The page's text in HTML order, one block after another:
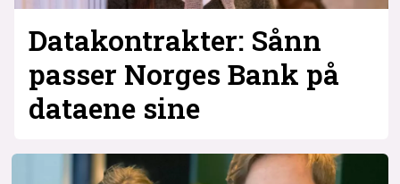
Datakontrakter: Sånn
passer Norges Bank på
dataene sine